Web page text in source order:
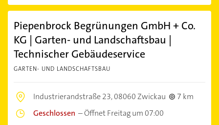
Piepenbrock Begrünungen GmbH + Co.
KG | Garten- und Landschaftsbau |
Technischer Gebäudeservice
GARTEN- UND LANDSCHAFTSBAU
Industrierandstraße 23,08060 Zwickau
7 km
Geschlossen –Öffnet Freitag um 07:00